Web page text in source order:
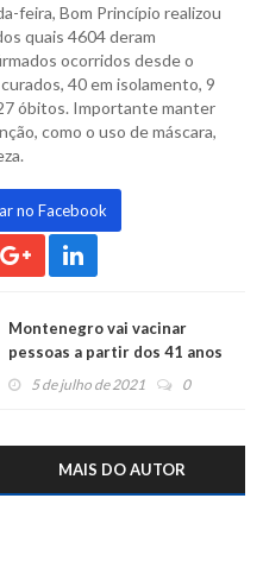
feira, Bom Princípio realizou
quais 4604 deram
ocorridos desde o
40 em isolamento, 9
óbitos. Importante manter
como o uso de máscara,
no Facebook
Montenegro vai vacinar
pessoas a partir dos 41 anos
nesta terça-feira
5 de julho de 2021 0
MAIS DO AUTOR